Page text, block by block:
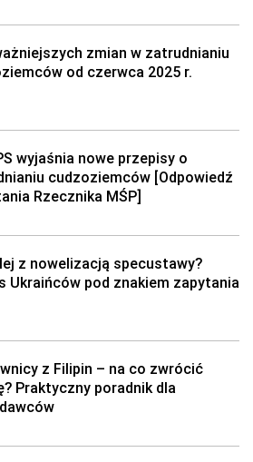
zmian w zatrudnianiu
od czerwca 2025 r.
wyjaśnia nowe przepisy o
cudzoziemców [Odpowiedź
Rzecznika MŚP]
z nowelizacją specustawy?
Ukraińców pod znakiem zapytania
z Filipin – na co zwrócić
Praktyczny poradnik dla